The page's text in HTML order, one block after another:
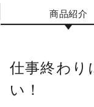
商品紹介
仕事終わり
い！